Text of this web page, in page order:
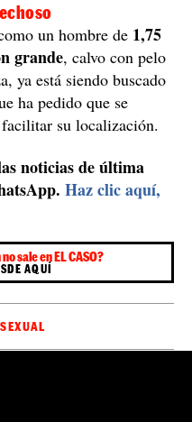
un hombre de 1,75
grande, calvo con pelo
ya está siendo buscado
ha pedido que se
su localización.
noticias de última
Haz clic aquí,
sale en EL CASO?
AQUÍ